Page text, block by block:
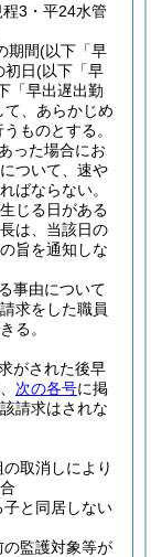
3・平24水管
期間(以下「早
初日(以下「早
「早出遅出勤
て、あらかじめ
ものとする。
った場合にお
ついて、速や
ばならない。
じる日がある
は、当該日の
旨を通知しな
事由について
求をした職員
る。
がされた後早
次の各号に掲
請求はされな
取消しにより
と同居しない
監護対象等が